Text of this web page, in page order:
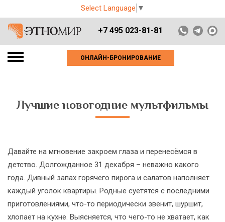
Select Language ▼
+7 495 023-81-81
ОНЛАЙН-БРОНИРОВАНИЕ
Лучшие новогодние мультфильмы
Давайте на мгновение закроем глаза и перенесёмся в
детство. Долгожданное 31 декабря – неважно какого
года. Дивный запах горячего пирога и салатов наполняет
каждый уголок квартиры. Родные суетятся с последними
приготовлениями, что-то периодически звенит, шуршит,
хлопает на кухне. Выясняется, что чего-то не хватает, как